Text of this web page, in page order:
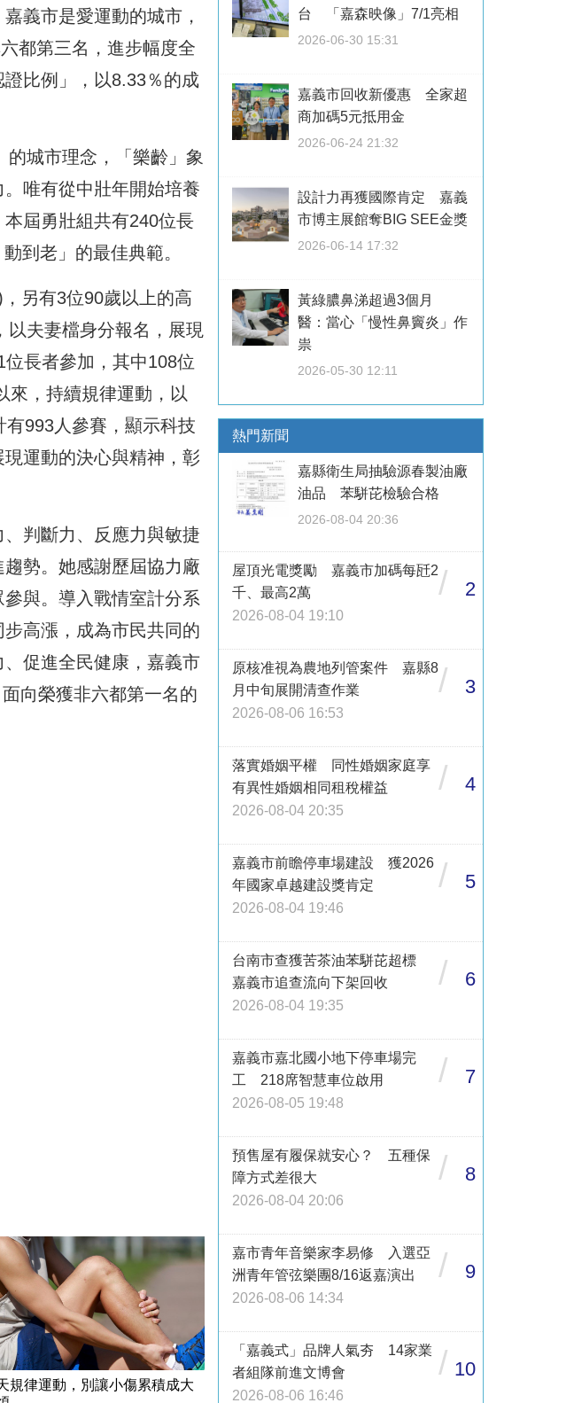
義市是愛運動的城市，
都第三名，進步幅度全
比例」，以8.33％的成
城市理念，「樂齡」象
唯有從中壯年開始培養
屆勇壯組共有240位長
到老」的最佳典範。
另有3位90歲以上的高
以夫妻檔身分報名，展現
位長者參加，其中108位
來，持續規律運動，以
993人參賽，顯示科技
運動的決心與精神，彰
判斷力、反應力與敏捷
勢。她感謝歷屆協力廠
與。導入戰情室計分系
高漲，成為市民共同的
促進全民健康，嘉義市
向榮獲非六都第一名的
規律運動，別讓小傷累積成大
台 「嘉森映像」7/1亮相
2026-06-30 15:31
嘉義市回收新優惠 全家超
商加碼5元抵用金
2026-06-24 21:32
設計力再獲國際肯定 嘉義
市博主展館奪BIG SEE金獎
2026-06-14 17:32
黃綠膿鼻涕超過3個月
醫：當心「慢性鼻竇炎」作
祟
2026-05-30 12:11
熱門新聞
嘉縣衛生局抽驗源春製油廠
油品 苯駢芘檢驗合格
2026-08-04 20:36
屋頂光電獎勵 嘉義市加碼每瓩2
千、最高2萬
2026-08-04 19:10
/ 2
原核准視為農地列管案件 嘉縣8
月中旬展開清查作業
2026-08-06 16:53
/ 3
落實婚姻平權 同性婚姻家庭享
有異性婚姻相同租稅權益
2026-08-04 20:35
/ 4
嘉義市前瞻停車場建設 獲2026
年國家卓越建設獎肯定
2026-08-04 19:46
/ 5
台南市查獲苦茶油苯駢芘超標
嘉義市追查流向下架回收
2026-08-04 19:35
/ 6
嘉義市嘉北國小地下停車場完
工 218席智慧車位啟用
2026-08-05 19:48
/ 7
預售屋有履保就安心？ 五種保
障方式差很大
2026-08-04 20:06
/ 8
嘉市青年音樂家李易修 入選亞
洲青年管弦樂團8/16返嘉演出
2026-08-06 14:34
/ 9
「嘉義式」品牌人氣夯 14家業
者組隊前進文博會
2026-08-06 16:46
/ 10